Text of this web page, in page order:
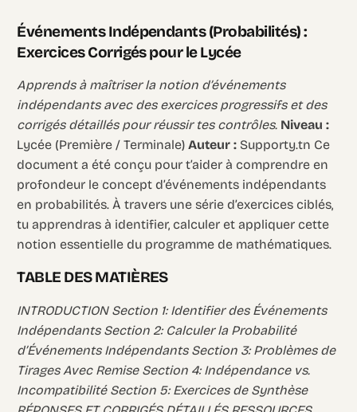
Événements Indépendants (Probabilités) :
Exercices Corrigés pour le Lycée
Apprends à maîtriser la notion d’événements
indépendants avec des exercices progressifs et des
corrigés détaillés pour réussir tes contrôles. Niveau :
Lycée (Première / Terminale)Auteur : Supporty.tn Ce
document a été conçu pour t’aider à comprendre en
profondeur le concept d’événements indépendants
en probabilités. À travers une série d’exercices ciblés,
tu apprendras à identifier, calculer et appliquer cette
notion essentielle du programme de mathématiques.
TABLE DES MATIÈRES
INTRODUCTION Section 1: Identifier des Événements
Indépendants Section 2: Calculer la Probabilité
d’Événements Indépendants Section 3: Problèmes de
Tirages Avec Remise Section 4: Indépendance vs.
Incompatibilité Section 5: Exercices de Synthèse